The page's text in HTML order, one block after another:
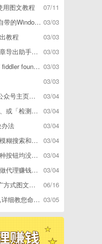
07/11
用图文教程
03/03
毒软件误删了怎么解决
03/03
教程
03/03
，附上3种方式
03/03
开启代理ip失败
03/03
03/04
参数不能为空」
03/04
网络问题解决方案
03/04
法
03/04
配搜索的区别
03/04
相应网址怎么解决
03/04
轻松月收入过万
06/16
图文教程
03/05
管理员停用怎么办